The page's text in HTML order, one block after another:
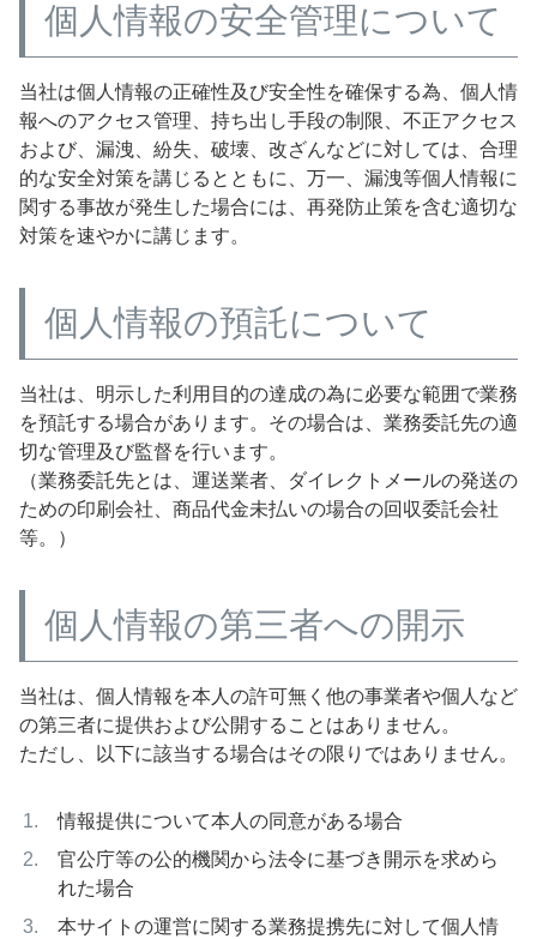
個人情報の安全管理について
当社は個人情報の正確性及び安全性を確保する為、個人情
報へのアクセス管理、持ち出し手段の制限、不正アクセス
および、漏洩、紛失、破壊、改ざんなどに対しては、合理
的な安全対策を講じるとともに、万一、漏洩等個人情報に
関する事故が発生した場合には、再発防止策を含む適切な
対策を速やかに講じます。
個人情報の預託について
当社は、明示した利用目的の達成の為に必要な範囲で業務
を預託する場合があります。その場合は、業務委託先の適
切な管理及び監督を行います。
（業務委託先とは、運送業者、ダイレクトメールの発送の
ための印刷会社、商品代金未払いの場合の回収委託会社
等。）
個人情報の第三者への開示
当社は、個人情報を本人の許可無く他の事業者や個人など
の第三者に提供および公開することはありません。
ただし、以下に該当する場合はその限りではありません。
情報提供について本人の同意がある場合
官公庁等の公的機関から法令に基づき開示を求めら
れた場合
本サイトの運営に関する業務提携先に対して個人情